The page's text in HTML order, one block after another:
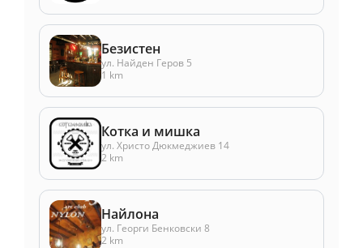
Безистен
ул. Найден Геров 5
1 km
Котка и мишка
ул. Христо Дюкмеджиев 14
2 km
Найлона
ул. Георги Бенковски 8
2 km